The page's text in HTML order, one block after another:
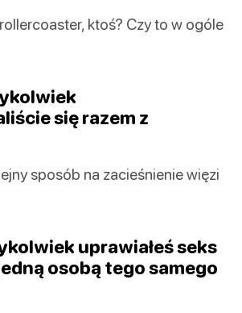
ktoś? Czy to w ogóle
się razem z
sposób na zacieśnienie więzi
uprawiałeś seks
osobą tego samego